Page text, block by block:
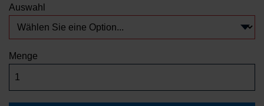
Auswahl
Menge